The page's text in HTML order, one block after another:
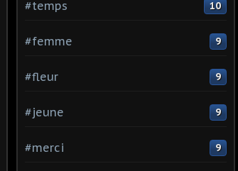
#temps 10
#femme 9
#fleur 9
#jeune 9
#merci 9